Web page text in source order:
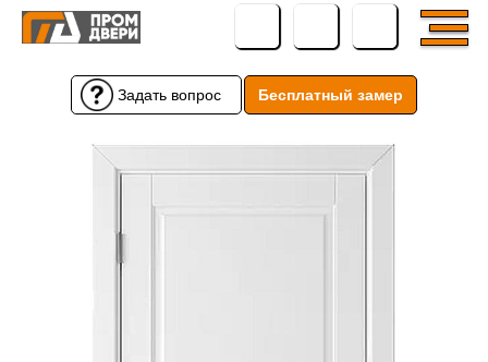
Задать вопрос Бесплатный замер
← Вернуться назад
Задать вопрос
← Вернуться назад